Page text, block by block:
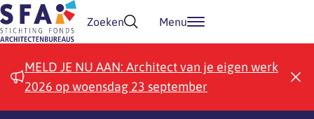
Doorgaan naar inhoud
Zoeken Menu
MELD JE NU AAN: Architect van je eigen werk
2026 op woensdag 23 september